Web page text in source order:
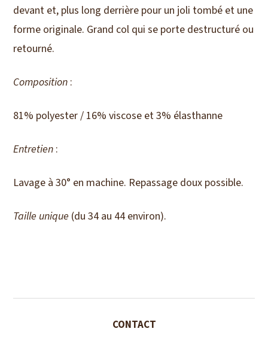
devant et, plus long derrière pour un joli tombé et une
forme originale. Grand col qui se porte destructuré ou
retourné.
Composition :
81% polyester / 16% viscose et 3% élasthanne
Entretien :
Lavage à 30° en machine. Repassage doux possible.
Taille unique (du 34 au 44 environ).
CONTACT